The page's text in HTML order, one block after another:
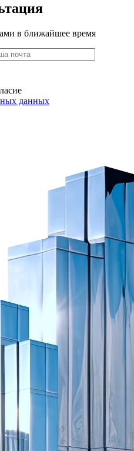
в ближайшее время
данных